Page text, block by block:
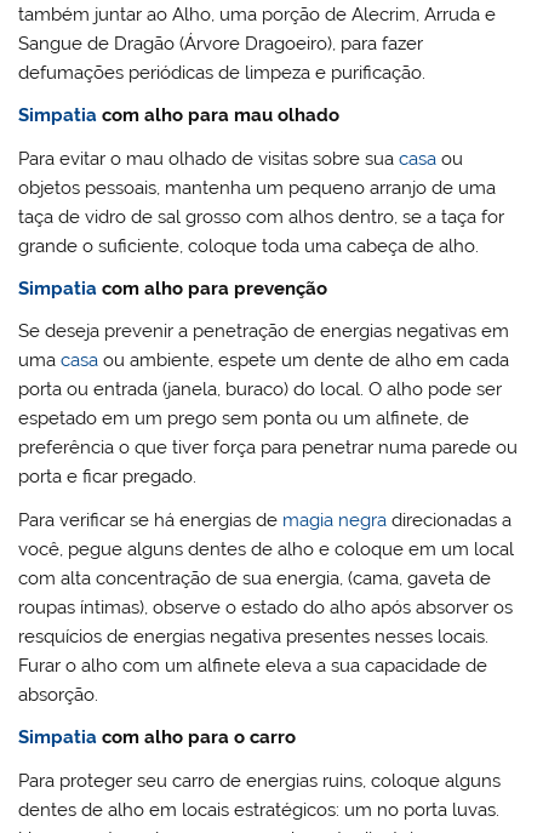
também juntar ao Alho, uma porção de Alecrim, Arruda e
Sangue de Dragão (Árvore Dragoeiro), para fazer
defumações periódicas de limpeza e purificação.
Simpatia com alho para mau olhado
Para evitar o mau olhado de visitas sobre suacasa ou
objetos pessoais, mantenha um pequeno arranjo de uma
taça de vidro de sal grosso com alhos dentro, se a taça for
grande o suficiente, coloque toda uma cabeça de alho.
Simpatia com alho para prevenção
Se deseja prevenir a penetração de energias negativas em
umacasa ou ambiente, espete um dente de alho em cada
porta ou entrada (janela, buraco) do local. O alho pode ser
espetado em um prego sem ponta ou um alfinete, de
preferência o que tiver força para penetrar numa parede ou
porta e ficar pregado.
Para verificar se há energias de magia negra direcionadas a
você, pegue alguns dentes de alho e coloque em um local
com alta concentração de sua energia, (cama, gaveta de
roupas íntimas), observe o estado do alho após absorver os
resquícios de energias negativa presentes nesses locais.
Furar o alho com um alfinete eleva a sua capacidade de
absorção.
Simpatia com alho para o carro
Para proteger seu carro de energias ruins, coloque alguns
dentes de alho em locais estratégicos: um no porta luvas.